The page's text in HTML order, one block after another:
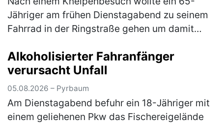
Jähriger am frühen Dienstagabend zu seinem
Fahrrad in der Ringstraße gehen um damit
der Herr jedoch aufgrund seiner star…
Alkoholisierter Fahranfänger
verursacht Unfall
05.08.2026 – Pyrbaum
Am Dienstagabend befuhr ein 18-Jähriger mit
einem geliehenen Pkw das Fischereigelände